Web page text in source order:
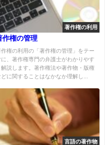
著作権の利用
作権の管理
作権の利用の「著作権の管理」をテー
に、著作権専門の弁護士がわかりやす
解説します。著作権法や著作物・版権
どに関することはなかなか理解し...
言語の著作物